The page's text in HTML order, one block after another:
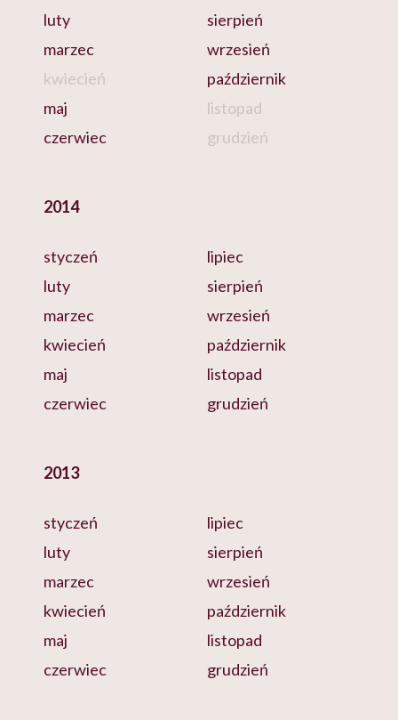
luty
marzec
kwiecień
maj
czerwiec
sierpień
wrzesień
październik
listopad
grudzień
2014
styczeń
luty
marzec
kwiecień
maj
czerwiec
lipiec
sierpień
wrzesień
październik
listopad
grudzień
2013
styczeń
luty
marzec
kwiecień
maj
czerwiec
lipiec
sierpień
wrzesień
październik
listopad
grudzień